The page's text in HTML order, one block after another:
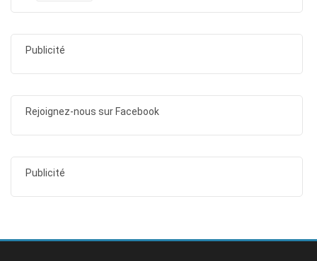
Publicité
Rejoignez-nous sur Facebook
Publicité